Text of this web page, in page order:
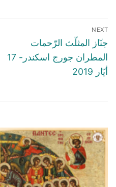
NEXT
Next
post:
جنّاز المثلّث الرّحمات
المطران جورج اسكندر- 17
أيّار 2019